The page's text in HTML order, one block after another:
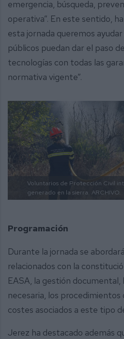
emergencia, búsqueda,
operativa”. En este sentido,
esta jornada queremos
públicos puedan dar el paso
tecnologías con todas las
normativa vigente”.
Voluntarios de Protección Civil
generado en la sierra. ARCHIVO.
Programación
Durante la jornada se
relacionados con la
EASA, la gestión
necesaria, los
costes asociados a este tipo
Jerez ha destacado además